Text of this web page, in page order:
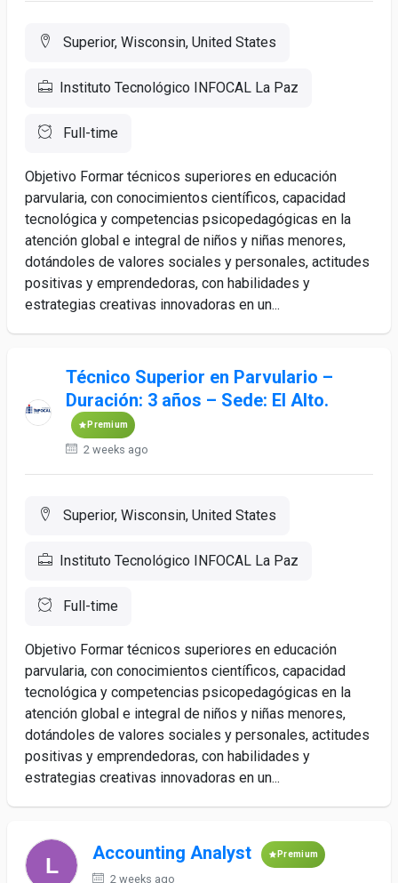
Superior, Wisconsin, United States
Instituto Tecnológico INFOCAL La Paz
Full-time
Objetivo Formar técnicos superiores en educación
parvularia, con conocimientos científicos, capacidad
tecnológica y competencias psicopedagógicas en la
atención global e integral de niños y niñas menores,
dotándoles de valores sociales y personales, actitudes
positivas y emprendedoras, con habilidades y
estrategias creativas innovadoras en un...
Técnico Superior en Parvulario –
Duración: 3 años – Sede: El Alto.
Premium
2 weeks ago
Superior, Wisconsin, United States
Instituto Tecnológico INFOCAL La Paz
Full-time
Objetivo Formar técnicos superiores en educación
parvularia, con conocimientos científicos, capacidad
tecnológica y competencias psicopedagógicas en la
atención global e integral de niños y niñas menores,
dotándoles de valores sociales y personales, actitudes
positivas y emprendedoras, con habilidades y
estrategias creativas innovadoras en un...
Accounting Analyst Premium
2 weeks ago